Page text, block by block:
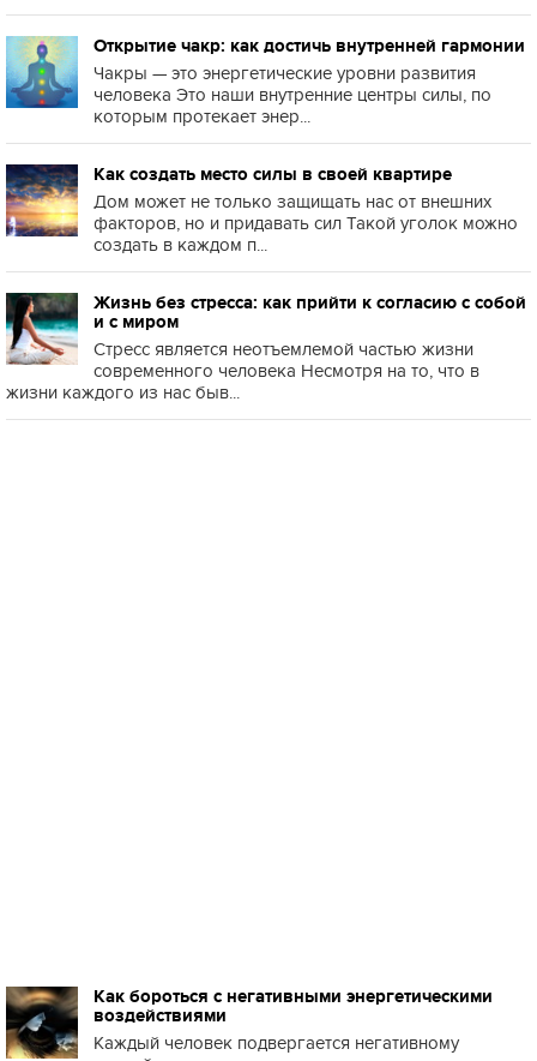
Открытие чакр: как достичь внутренней гармонии
Чакры — это энергетические уровни развития
человека Это наши внутренние центры силы, по
которым протекает энер...
Как создать место силы в своей квартире
Дом может не только защищать нас от внешних
факторов, но и придавать сил Такой уголок можно
создать в каждом п...
Жизнь без стресса: как прийти к согласию с собой
и с миром
Стресс является неотъемлемой частью жизни
современного человека Несмотря на то, что в
жизни каждого из нас быв...
Как бороться с негативными энергетическими
воздействиями
Каждый человек подвергается негативному